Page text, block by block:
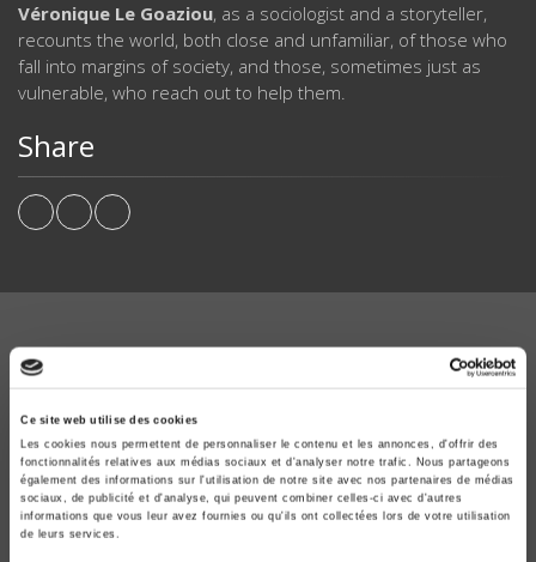
Ce site web utilise des cookies
Les cookies nous permettent de personnaliser le contenu et les annonces, d'offrir des
fonctionnalités relatives aux médias sociaux et d'analyser notre trafic. Nous partageons
également des informations sur l'utilisation de notre site avec nos partenaires de médias
sociaux, de publicité et d'analyse, qui peuvent combiner celles-ci avec d'autres
informations que vous leur avez fournies ou qu'ils ont collectées lors de votre utilisation
de leurs services.
Véronique Le Goaziou, as a sociologist and a storyteller,
recounts the world, both close and unfamiliar, of those who
fall into margins of society, and those, sometimes just as
vulnerable, who reach out to help them.
Share
WORKSINVOLVING
VÉRONIQUE LE GOAZIOU